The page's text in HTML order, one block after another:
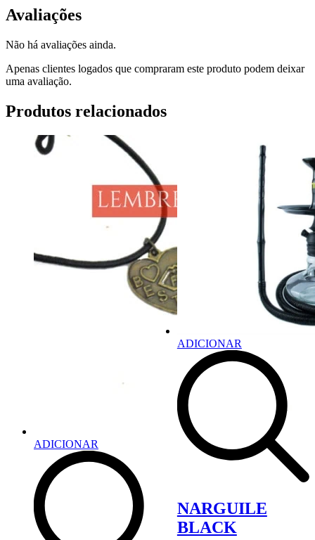
Avaliações
Não há avaliações ainda.
Apenas clientes logados que compraram este produto podem deixar
uma avaliação.
Produtos relacionados
ADICIONAR
ADICIONAR
NARGUILE
BLACK